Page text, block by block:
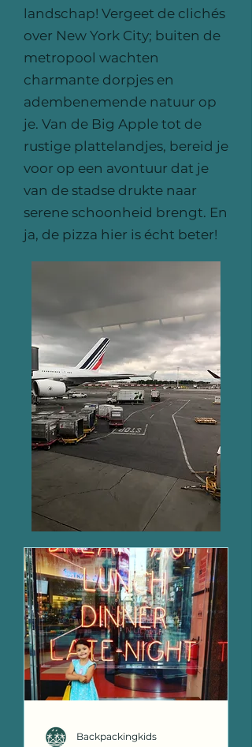
landschap! Vergeet de clichés
over New York City; buiten de
metropool wachten
charmante dorpjes en
adembenemende natuur op
je. Van de Big Apple tot de
rustige plattelandjes, bereid je
voor op een avontuur dat je
van de stadse drukte naar
serene schoonheid brengt. En
ja, de pizza hier is écht beter!
Backpackingkids